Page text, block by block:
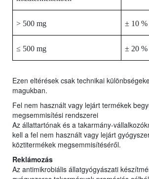
> 500 mg ± 10 %
≤ 500 mg ± 20 %
Ezen eltérések csak technikai
magukban.
Fel nem használt vagy lejárt termékek
megsemmisítési rendszerei
Az állattartónak és a takarmány-
kell a fel nem használt vagy lejárt
köztitermékek megsemmisítéséről.
Reklámozás
Az antimikrobiális állatgyógyászati